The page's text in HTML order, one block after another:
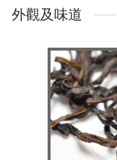
外觀及味道